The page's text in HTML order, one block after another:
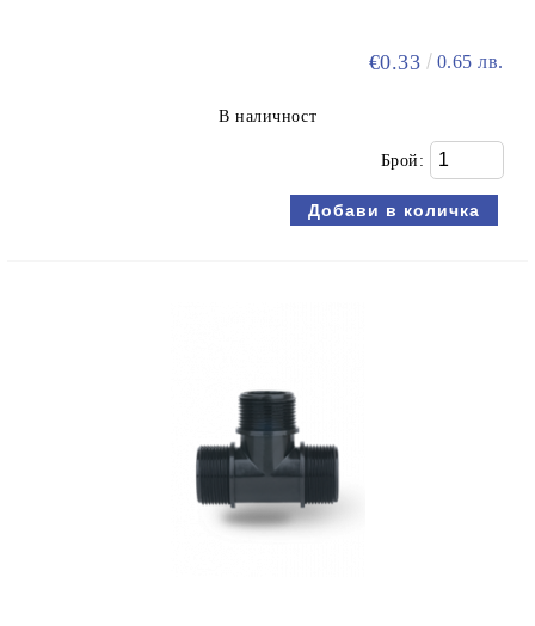
€0.33 0.65 лв.
В наличност
Брой: